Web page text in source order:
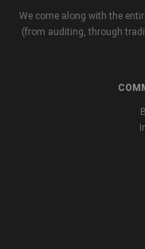
We come along with the
(from auditing, through